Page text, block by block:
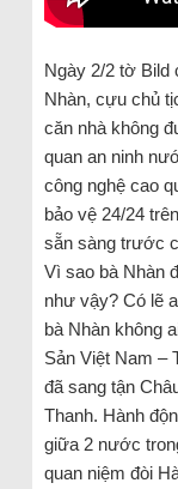
Ngày 2/2 tờ Bild
Nhàn, cựu chủ
căn nhà không
quan an ninh
công nghệ cao
bảo vệ 24/24
sẵn sàng trước
Vì sao bà Nhàn
như vậy? Có lẽ
bà Nhàn không
Sản Việt Nam –
đã sang tận
Thanh. Hành
giữa 2 nước
quan niệm đòi